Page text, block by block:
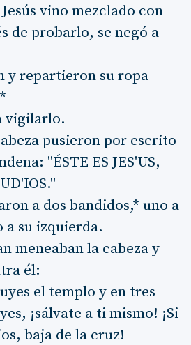
vino mezclado con
de probarlo, se negó a
y repartieron su ropa
vigilarlo.
pusieron por escrito
"ÉSTE ES JES'US,
a dos bandidos,* uno a
a su izquierda.
meneaban la cabeza y
él:
el templo y en tres
¡sálvate a ti mismo! ¡Si
baja de la cruz!